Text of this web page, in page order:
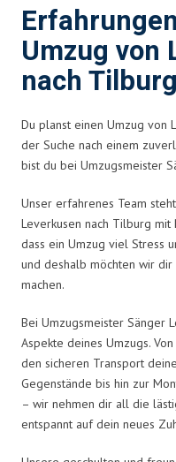
Umzug von
nach Tilburg
Du planst einen Umzug von
der Suche nach einem
bist du bei Umzugsmeister
Unser erfahrenes Team
Leverkusen nach Tilburg mit
dass ein Umzug viel Stress
und deshalb möchten wir
machen.
Bei Umzugsmeister Sänger
Aspekte deines Umzugs.
den sicheren Transport
Gegenstände bis hin zur
– wir nehmen dir all die
entspannt auf dein neues